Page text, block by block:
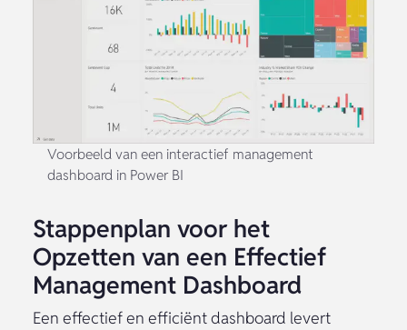
Voorbeeld van een interactief management
dashboard in Power BI
Stappenplan voor het
Opzetten van een Effectief
Management Dashboard
Een effectief en efficiënt dashboard levert